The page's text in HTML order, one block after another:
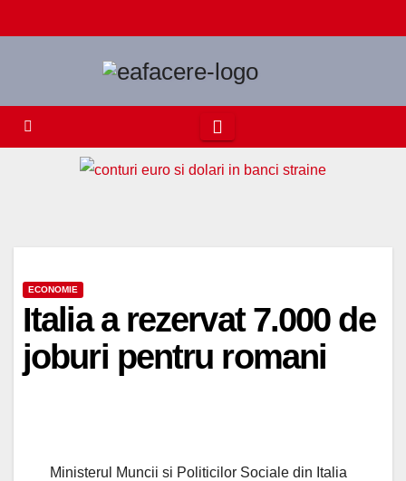
to
ECONOMIE
Italia a rezervat 7.000 de
joburi pentru romani
Ministerul Muncii si Politicilor Sociale din Italia